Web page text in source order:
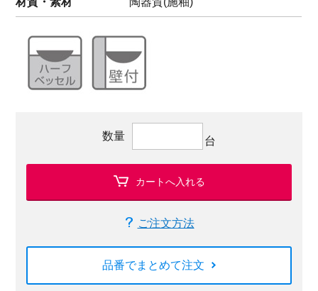
数量 台
カートへ入れる
ご注文方法
品番でまとめて注文